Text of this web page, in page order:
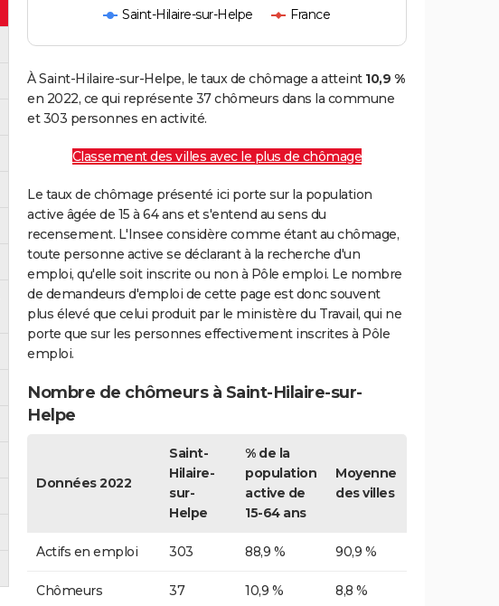
Saint-Hilaire-sur-Helpe France
À Saint-Hilaire-sur-Helpe, le taux de chômage a atteint 10,9 %
en 2022, ce qui représente 37 chômeurs dans la commune
et 303 personnes en activité.
Classement des villes avec le plus de chômage
Le taux de chômage présenté ici porte sur la population
active âgée de 15 à 64 ans et s'entend au sens du
recensement. L'Insee considère comme étant au chômage,
toute personne active se déclarant à la recherche d'un
emploi, qu'elle soit inscrite ou non à Pôle emploi. Le nombre
de demandeurs d'emploi de cette page est donc souvent
plus élevé que celui produit par le ministère du Travail, qui ne
porte que sur les personnes effectivement inscrites à Pôle
emploi.
Nombre de chômeurs à Saint-Hilaire-sur-
Helpe
Données 2022
Saint-
Hilaire-
sur-
Helpe
% de la
population
active de
15-64 ans
Moyenne
des villes
Actifs en emploi 303 88,9 % 90,9 %
Chômeurs 37 10,9 % 8,8 %